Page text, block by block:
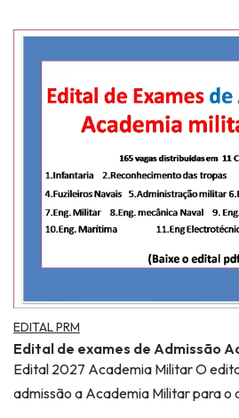
EDITAL PRM
Edital de exames de Admissão
Edital 2027 Academia Militar O
admissão a Academia Militar para o